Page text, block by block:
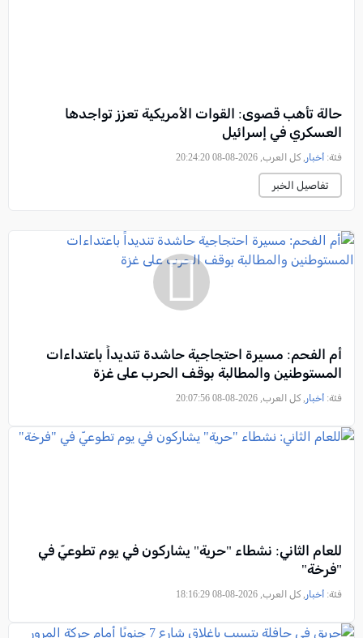
حالة تأهب قصوى: القوات الأمريكية تعزز تواجدها
العسكري في إسرائيل
فئة: أخبار , كل العرب, 2026-08-08 20:24:20
تفاصيل الخبر
أم الفحم: مسيرة احتجاجية حاشدة تنديداً باعتداءات
المستوطنين والمطالبة بوقف الحرب على غزة
فئة: أخبار , كل العرب, 2026-08-08 20:07:56
للعام الثاني: نشطاء "حرية" يشاركون في يوم تطوعيّ في
"فرخة"
فئة: أخبار , كل العرب, 2026-08-08 18:16:29